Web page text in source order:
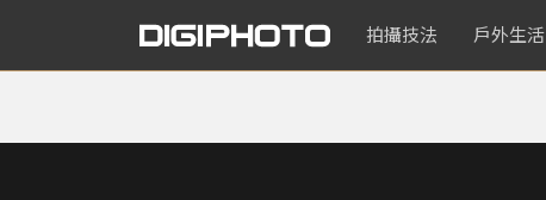
拍攝技法 戶外生活